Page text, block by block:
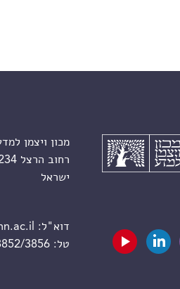
מכון ויצמן
רחוב הרצל 234, רחובות 7610001
ישראל
דוא"ל:
טל:3856